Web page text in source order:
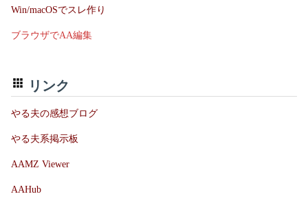
Win/macOSでスレ作り
ブラウザでAA編集
リンク
やる夫の感想ブログ
やる夫系掲示板
AAMZ Viewer
AAHub